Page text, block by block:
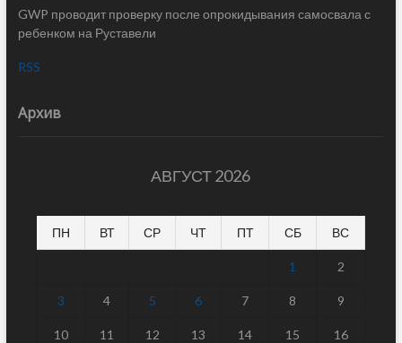
GWP проводит проверку после опрокидывания самосвала с
ребенком на Руставели
RSS
Архив
АВГУСТ 2026
ПН ВТ СР ЧТ ПТ СБ ВС
1 2
3 4 5 6 7 8 9
10 11 12 13 14 15 16